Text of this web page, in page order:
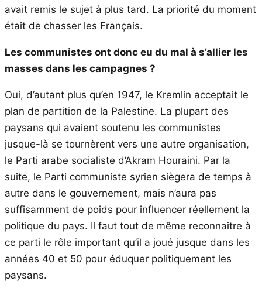
avait remis le sujet à plus tard. La priorité du moment
était de chasser les Français.
Les communistes ont donc eu du mal à s’allier les
masses dans les campagnes ?
Oui, d’autant plus qu’en 1947, le Kremlin acceptait le
plan de partition de la Palestine. La plupart des
paysans qui avaient soutenu les communistes
jusque-là se tournèrent vers une autre organisation,
le Parti arabe socialiste d’Akram Houraini. Par la
suite, le Parti communiste syrien siègera de temps à
autre dans le gouvernement, mais n’aura pas
suffisamment de poids pour influencer réellement la
politique du pays. Il faut tout de même reconnaitre à
ce parti le rôle important qu’il a joué jusque dans les
années 40 et 50 pour éduquer politiquement les
paysans.